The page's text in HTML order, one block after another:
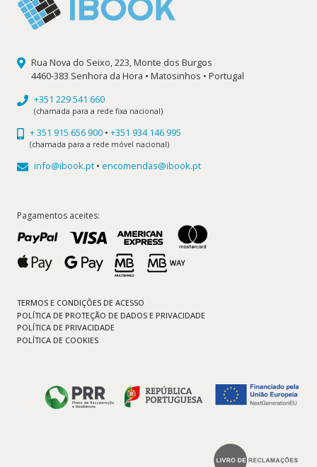
Rua Nova do Seixo, 223, Monte dos Burgos
4460-383 Senhora da Hora • Matosinhos • Portugal
+351 229 541 660
(chamada para a rede fixa nacional)
+ 351 915 656 900 • +351 934 146 995
(chamada para a rede móvel nacional)
info@ibook.pt • encomendas@ibook.pt
Pagamentos aceites:
TERMOS E CONDIÇÕES DE ACESSO
POLÍTICA DE PROTEÇÃO DE DADOS E PRIVACIDADE
POLÍTICA DE PRIVACIDADE
POLÍTICA DE COOKIES